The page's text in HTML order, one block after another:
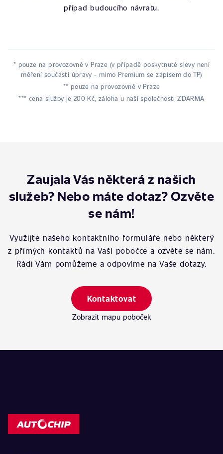
případ budoucího návratu.
* pouze na provozovně v Praze (v případě poskytnuté slevy není
měření součástí úpravy - mimo Premium se zápisem do TP)
** pouze na provozovně v Praze
*** cena služby je 200 Kč, záloha u naší společnosti ZDARMA
Zaujala Vás některá z našich
služeb? Nebo máte dotaz? Ozvěte
se nám!
Využijte našeho kontaktního formuláře nebo některý
z přímých kontaktů na Vaší pobočce a ozvěte se nám.
Rádi Vám pomůžeme a odpovíme na Vaše dotazy.
Kontaktovat
Zobrazit mapu poboček